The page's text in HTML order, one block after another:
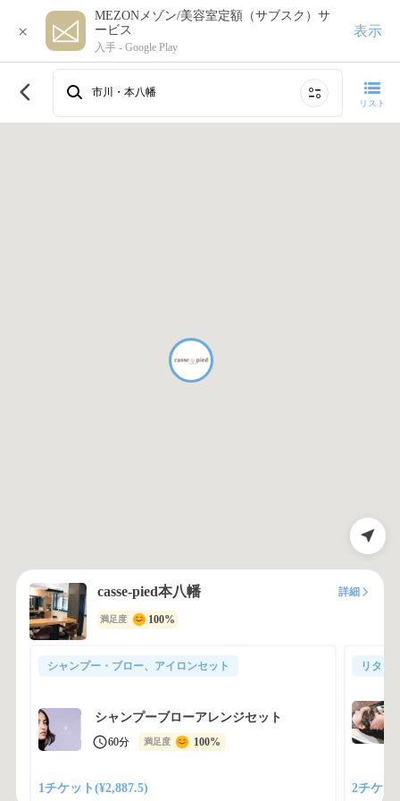
×
MEZONメゾン/美容室定額（サブスク）サ
ービス
入手 - Google Play
表示
市川・本八幡
リスト
このエリアで再検索する
casse-pied本八幡 詳細
満足度 100%
シャンプー・ブロー、アイロンセット
シャンプーブローアレンジセット
60分 満足度 100%
1チケット(¥2,887.5)
リタッ
2チケッ